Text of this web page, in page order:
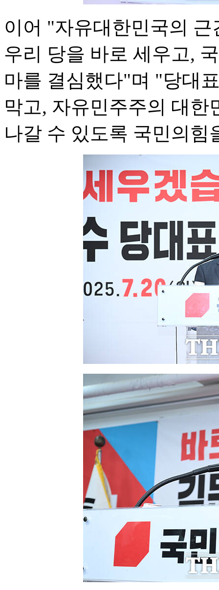
이어 "자유대한민국의
우리 당을 바로 세우고,
마를 결심했다"며 "당대
막고, 자유민주주의 대
나갈 수 있도록 국민의